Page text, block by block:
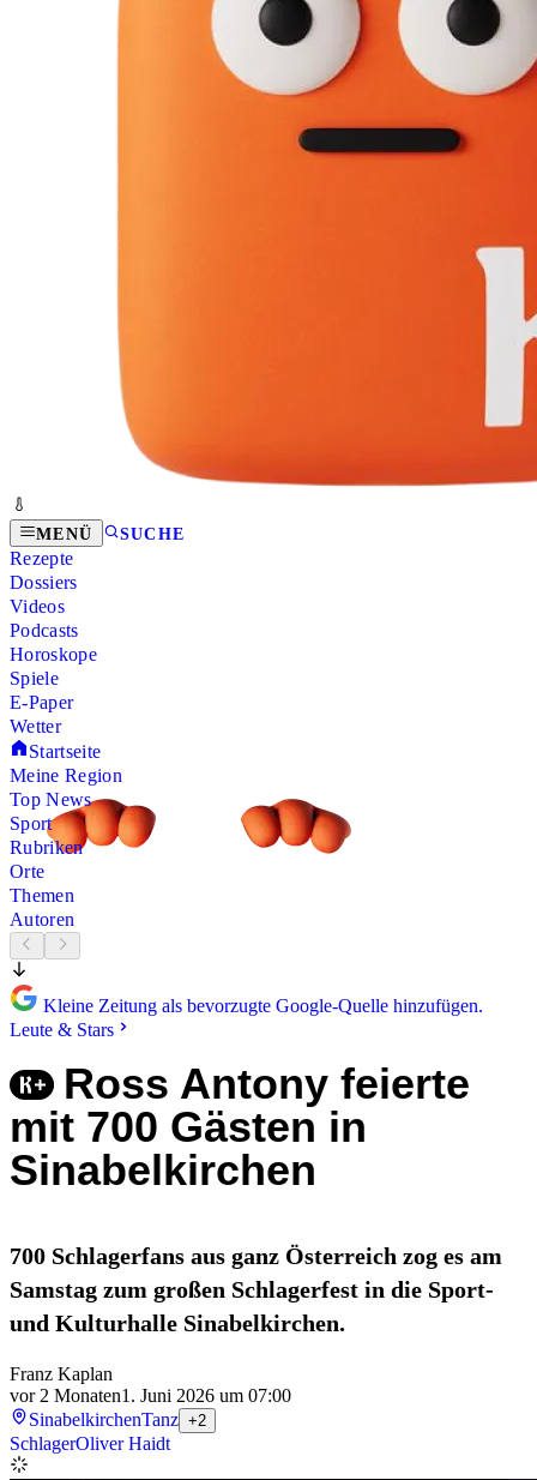
MENÜ SUCHE
Rezepte
Dossiers
Videos
Podcasts
Horoskope
Spiele
E-Paper
Wetter
Startseite
Meine Region
Top News
Sport
Rubriken
Orte
Themen
Autoren
Kleine Zeitung als bevorzugte Google-Quelle hinzufügen.
Leute & Stars
Ross Antony feierte
mit 700 Gästen in
Sinabelkirchen
700 Schlagerfans aus ganz Österreich zog es am
Samstag zum großen Schlagerfest in die Sport-
und Kulturhalle Sinabelkirchen.
Franz Kaplan
vor 2 Monaten1. Juni 2026 um 07:00
SinabelkirchenTanz +2
SchlagerOliver Haidt